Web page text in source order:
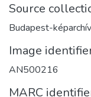
Source
Budapest-
Image
AN500216
MARC